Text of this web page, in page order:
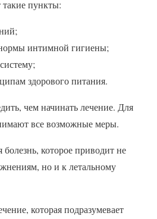
пункты:
интимной гигиены;
здорового питания.
чем начинать лечение. Для
все возможные меры.
которое приводит не
но и к летальному
которая подразумевает